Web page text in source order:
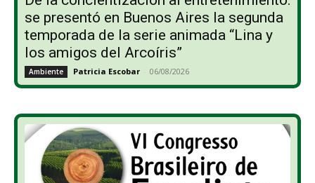
se presentó en Buenos Aires la segunda
temporada de la serie animada “Lina y
los amigos del Arcoíris”
Ambiente Patricia Escobar - 06/08/2026